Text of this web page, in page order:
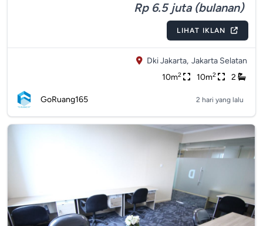
Rp 6.5 juta (bulanan)
LIHAT IKLAN
Dki Jakarta, Jakarta Selatan
10m2 10m2 2
GoRuang165 2 hari yang lalu